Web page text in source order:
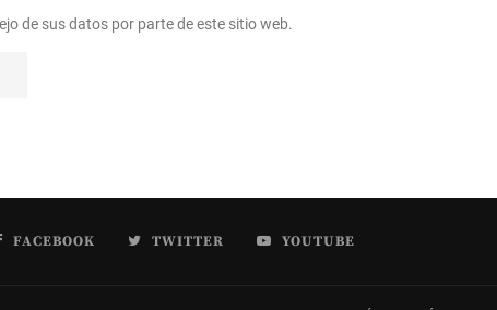
de sus datos por parte de este sitio web.
FACEBOOK TWITTER YOUTUBE